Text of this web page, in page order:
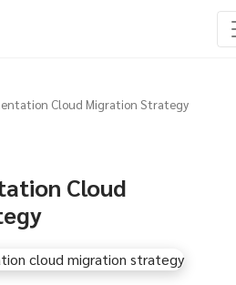
Cloud Migration Strategy
Cloud